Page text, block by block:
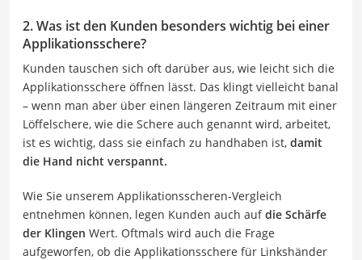
2. Was ist den Kunden besonders wichtig bei einer
Applikationsschere?
Kunden tauschen sich oft darüber aus, wie leicht sich die
Applikationsschere öffnen lässt. Das klingt vielleicht banal
– wenn man aber über einen längeren Zeitraum mit einer
Löffelschere, wie die Schere auch genannt wird, arbeitet,
ist es wichtig, dass sie einfach zu handhaben ist, damit
die Hand nicht verspannt.
Wie Sie unserem Applikationsscheren-Vergleich
entnehmen können, legen Kunden auch aufdie Schärfe
der Klingen Wert. Oftmals wird auch die Frage
aufgeworfen, ob die Applikationsschere für Linkshänder